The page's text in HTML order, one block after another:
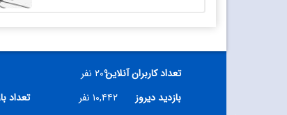
تعداد کاربران آنلاین۲۰۹ نفر
بازدید دیروز
۱۰,۴۴۲ نفر تعداد